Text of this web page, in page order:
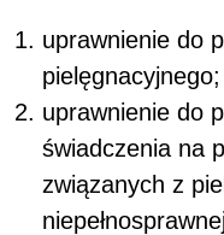
uprawnienie do
pielęgnacyjnego;
uprawnienie do
świadczenia na
związanych z